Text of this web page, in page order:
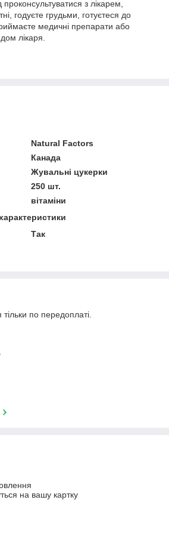
з лікарем,
годуєте грудьми, готуєтеся до
медичні препарати або
лікаря.
Natural Factors
Канада
Жувальні цукерки
250 шт.
вітаміни
Так
по передоплаті.
на вашу картку